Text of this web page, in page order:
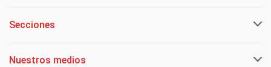
Secciones
Nuestros medios